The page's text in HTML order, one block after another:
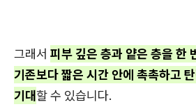
그래서 피부 깊은 층과 얕은 층을 한
기존보다 짧은 시간 안에 촉촉하고
기대할 수 있습니다.